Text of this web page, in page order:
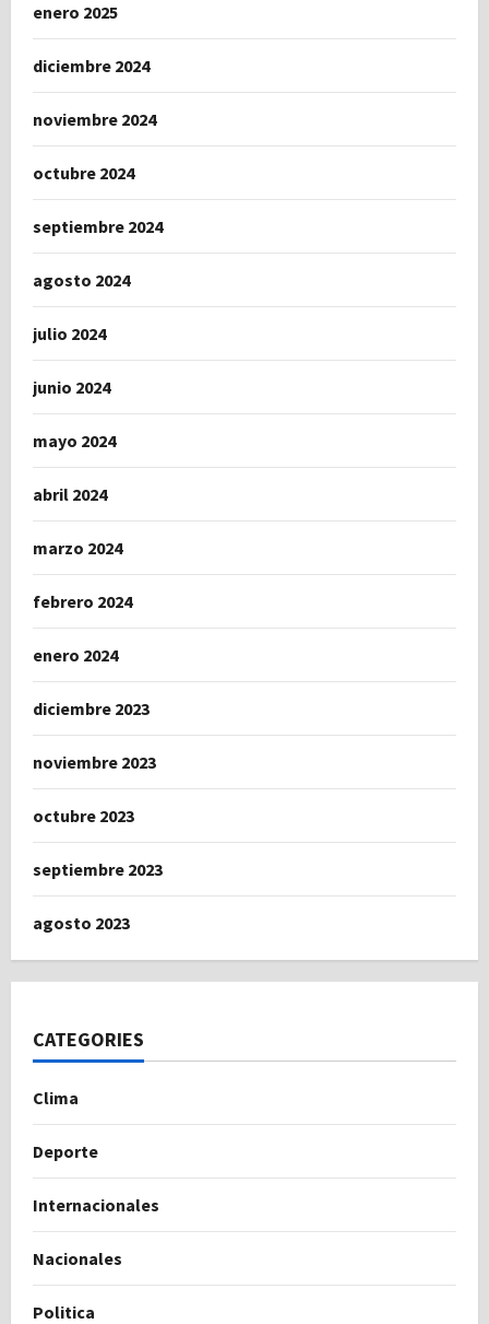
enero 2025
diciembre 2024
noviembre 2024
octubre 2024
septiembre 2024
agosto 2024
julio 2024
junio 2024
mayo 2024
abril 2024
marzo 2024
febrero 2024
enero 2024
diciembre 2023
noviembre 2023
octubre 2023
septiembre 2023
agosto 2023
CATEGORIES
Clima
Deporte
Internacionales
Nacionales
Politica